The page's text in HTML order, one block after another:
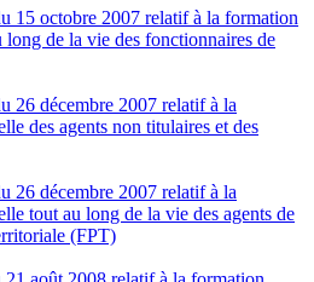
15 octobre 2007 relatif à la formation
long de la vie des fonctionnaires de
26 décembre 2007 relatif à la
des agents non titulaires et des
26 décembre 2007 relatif à la
tout au long de la vie des agents de
(FPT)